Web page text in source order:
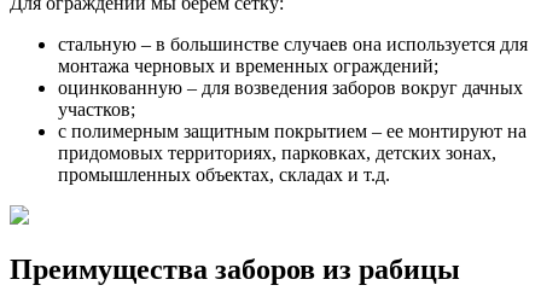
стальную – в большинстве случаев она используется для
монтажа черновых и временных ограждений;
оцинкованную – для возведения заборов вокруг дачных
участков;
с полимерным защитным покрытием – ее монтируют на
придомовых территориях, парковках, детских зонах,
промышленных объектах, складах и т.д.
Преимущества заборов из рабицы